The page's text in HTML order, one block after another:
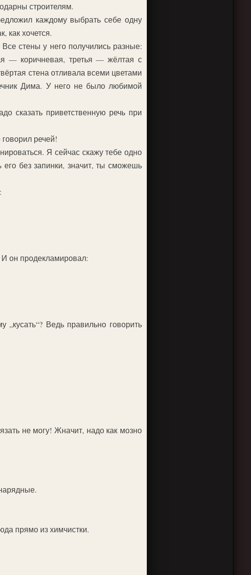
строителям.
каждому выбрать себе одну
как хочется.
стены у него получились разные:
— коричневая, третья — жёлтая с
стена отливала всеми цветами
Дима. У него не было любимой
приветственную речь при
речей!
Я сейчас скажу тебе одно
без запинки, значит, ты сможешь
он продекламировал:
Ведь правильно говорить
не могу! Жначит, надо как мозно
прямо из химчистки.